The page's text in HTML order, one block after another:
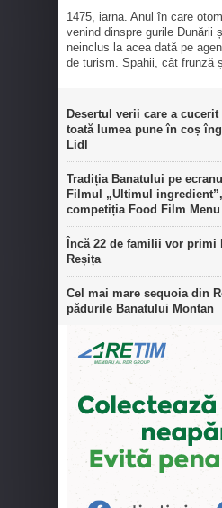
1475, iarna. Anul în care
venind dinspre gurile Dunării
neinclus la acea dată pe
de turism. Spahii, cât frunză
Desertul verii care a cucerit
toată lumea pune în coș
Lidl
Tradiția Banatului pe
Filmul „Ultimul
competiția Food Film Menu
Încă 22 de familii vor primi
Reșița
Cel mai mare sequoia din
pădurile Banatului Montan